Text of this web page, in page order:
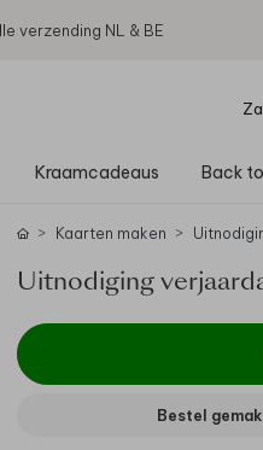
verzending NL & BE
Kraamcadeaus Back
Kaarten maken
Uitnodiging
Bestel